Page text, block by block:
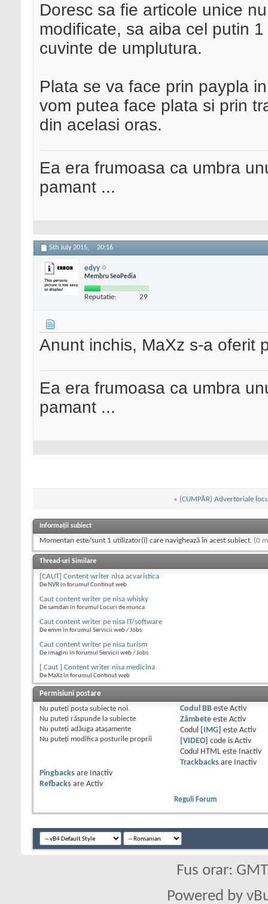
Doresc sa fie articole unice
modificate, sa aiba cel putin
cuvinte de umplutura.
Plata se va face prin paypla
vom putea face plata si prin
din acelasi oras.
Ea era frumoasa ca umbra
pamant ...
5th July 2015, 20:16
edyy
Membru SeoPedia
Reputatie: 29
Anunt inchis, MaXz s-a oferit
Ea era frumoasa ca umbra
pamant ...
« (CUMPĂR) Advertoriale
Informații subiect
Momentan este/sunt 1 utilizator(i) care navighează în acest subiect. (0
Thread-uri Similare
[CAUT] Content writer nisa acvaristica
De NVR în forumul Continut web
Caut content writer pe nisa whisky
De samdan în forumul Locuri de munca
Caut content writer pe nisa IT/software
De emm în forumul Servicii web / Jobs
Caut content writer pe nisa turism
De imagini în forumul Servicii web / Jobs
[ Caut ] Content writer nisa medicina
De MaXz în forumul Continut web
Permisiuni postare
Nu puteţi posta subiecte noi.
Nu puteţi răspunde la subiecte
Nu puteţi adăuga ataşamente
Nu puteţi modifica posturile proprii
Codul BBeste Activ
Zâmbeteeste Activ
Codul
[IMG] este Activ
[VIDEO]
code is Activ
Codul HTML este
Inactiv
Trackbacksare
Inactiv
Pingbacks are
Inactiv
Refbacks are Activ
Reguli Forum
Fus orar:
Powered by